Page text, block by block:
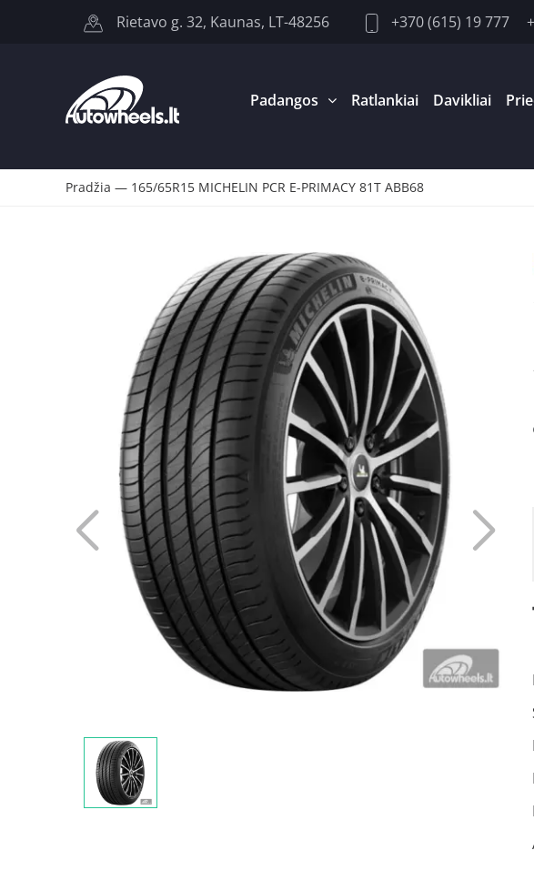
Rietavo g. 32, Kaunas, LT-48256 +370 (615) 19 777
Padangos Ratlankiai Davikliai
Pradžia — 165/65R15 MICHELIN PCR E-PRIMACY 81T ABB68